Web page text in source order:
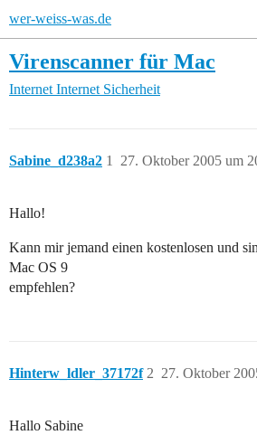
wer-weiss-was.de
Virenscanner für Mac
Internet Internet Sicherheit
Sabine_d238a2 27. Oktober 2005 um
1
Hallo!
Kann mir jemand einen kostenlosen und
Mac OS 9
empfehlen?
Hinterw_ldler_37172f 27. Oktober
2
Hallo Sabine